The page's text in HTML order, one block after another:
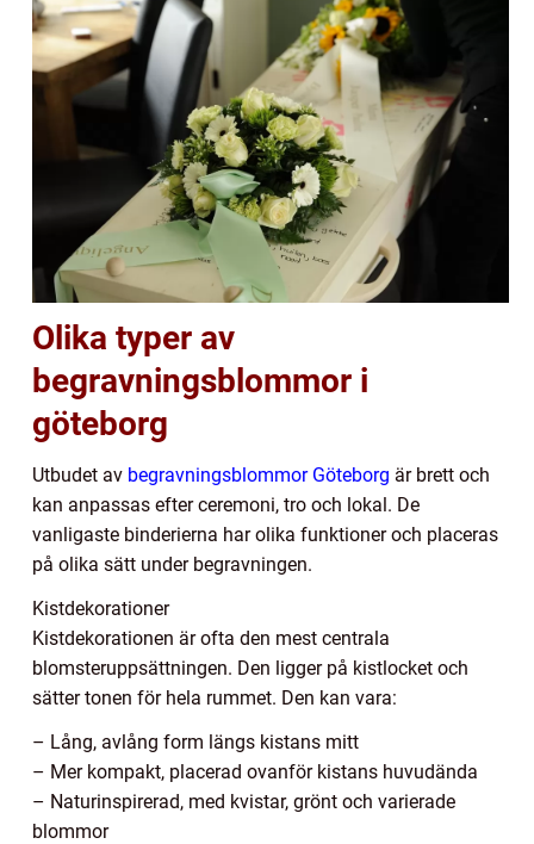
Olika typer av
begravningsblommor i
göteborg
Utbudet av begravningsblommor Göteborg är brett och
kan anpassas efter ceremoni, tro och lokal. De
vanligaste binderierna har olika funktioner och placeras
på olika sätt under begravningen.
Kistdekorationer
Kistdekorationen är ofta den mest centrala
blomsteruppsättningen. Den ligger på kistlocket och
sätter tonen för hela rummet. Den kan vara:
– Lång, avlång form längs kistans mitt
– Mer kompakt, placerad ovanför kistans huvudända
– Naturinspirerad, med kvistar, grönt och varierade
blommor